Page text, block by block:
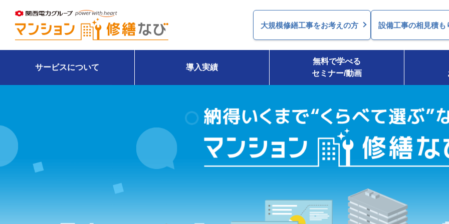
大規模修繕工事をお考えの方 設備工事の相見積も
サービスについて 導入実績
無料で学べる
セミナー/動画